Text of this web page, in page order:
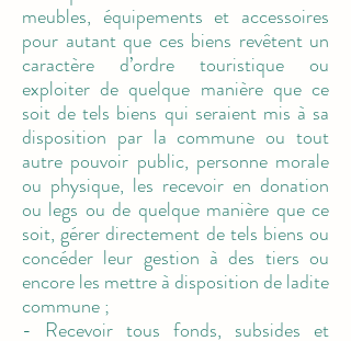
meubles, équipements et accessoires
pour autant que ces biens revêtent un
caractère d’ordre touristique ou
exploiter de quelque manière que ce
soit de tels biens qui seraient mis à sa
disposition par la commune ou tout
autre pouvoir public, personne morale
ou physique, les recevoir en donation
ou legs ou de quelque manière que ce
soit, gérer directement de tels biens ou
concéder leur gestion à des tiers ou
encore les mettre à disposition de ladite
commune ;
- Recevoir tous fonds, subsides et